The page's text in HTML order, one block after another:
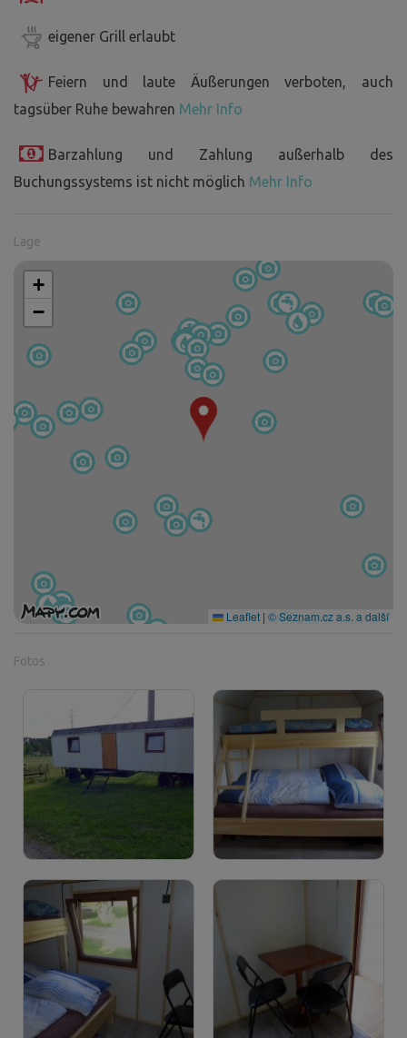
eigener Grill erlaubt
Feiern und laute Äußerungen verboten, auch
tagsüber Ruhe bewahren Mehr Info
Barzahlung und Zahlung außerhalb des
Buchungssystems ist nicht möglich Mehr Info
Lage
+
−
Leaflet | © Seznam.cz a.s. a další
Fotos